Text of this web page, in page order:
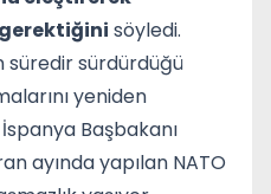
gerektiğini söyledi.
süredir sürdürdüğü
yeniden
Başbakanı
ayında yapılan NATO